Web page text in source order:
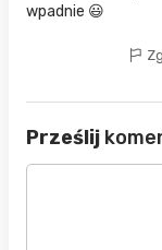
wpadnie 😃
Prześlij